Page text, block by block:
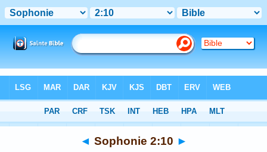
Chapitre 2> Verset 10
◄ Sophonie 2:10 ►